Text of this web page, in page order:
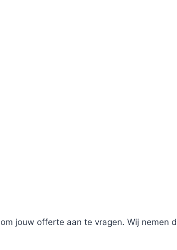
jouw offerte aan te vragen. Wij nemen